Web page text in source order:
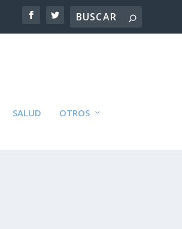
SALUD OTROS